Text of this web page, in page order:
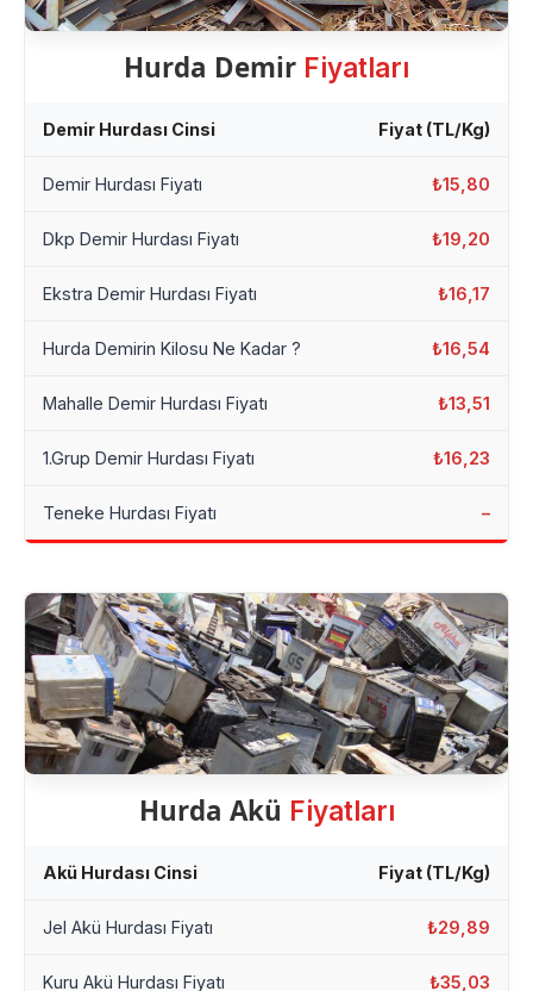
Hurda Demir Fiyatları
Demir Hurdası Cinsi Fiyat (TL/Kg)
Demir Hurdası Fiyatı ₺15,80
Dkp Demir Hurdası Fiyatı ₺19,20
Ekstra Demir Hurdası Fiyatı ₺16,17
Hurda Demirin Kilosu Ne Kadar ? ₺16,54
Mahalle Demir Hurdası Fiyatı ₺13,51
1.Grup Demir Hurdası Fiyatı ₺16,23
Teneke Hurdası Fiyatı –
Hurda Akü Fiyatları
Akü Hurdası Cinsi Fiyat (TL/Kg)
Jel Akü Hurdası Fiyatı ₺29,89
Kuru Akü Hurdası Fiyatı ₺35,03